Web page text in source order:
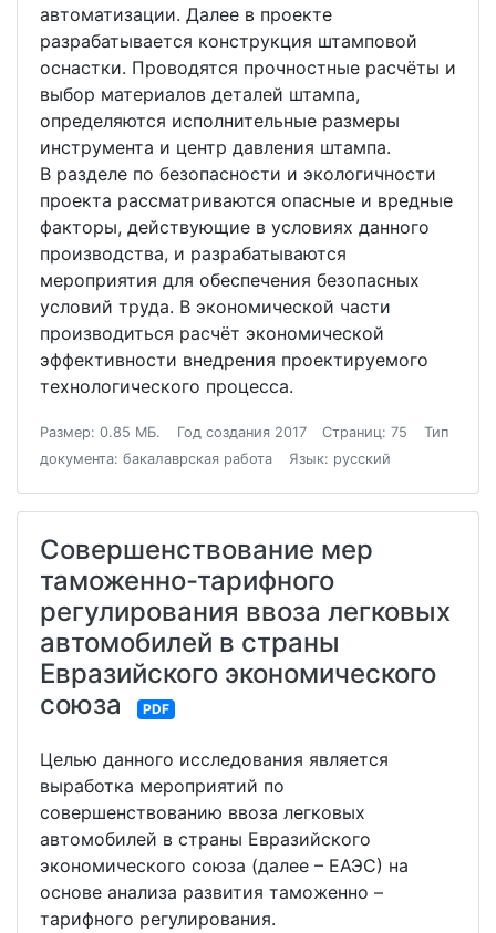
автоматизации. Далее в проекте
разрабатывается конструкция штамповой
оснастки. Проводятся прочностные расчёты и
выбор материалов деталей штампа,
определяются исполнительные размеры
инструмента и центр давления штампа.
В разделе по безопасности и экологичности
проекта рассматриваются опасные и вредные
факторы, действующие в условиях данного
производства, и разрабатываются
мероприятия для обеспечения безопасных
условий труда. В экономической части
производиться расчёт экономической
эффективности внедрения проектируемого
технологического процесса.
Размер: 0.85 МБ. Год создания 2017 Страниц: 75
Тип
документа: бакалаврская работа
Язык: русский
Совершенствование мер
таможенно-тарифного
регулирования ввоза легковых
автомобилей в страны
Евразийского экономического
союза
PDF
Целью данного исследования является
выработка мероприятий по
совершенствованию ввоза легковых
автомобилей в страны Евразийского
экономического союза (далее – ЕАЭС) на
основе анализа развития таможенно –
тарифного регулирования.